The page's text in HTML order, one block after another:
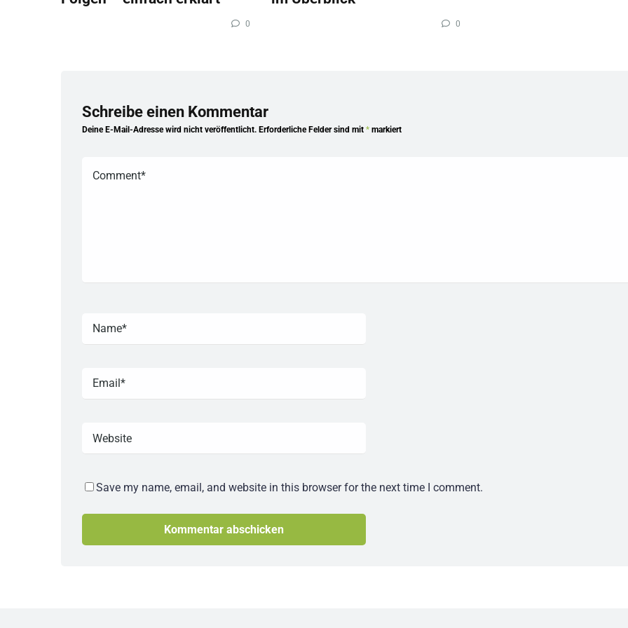
0 0
Schreibe einen Kommentar
Deine E-Mail-Adresse wird nicht veröffentlicht. Erforderliche Felder sind mit * markiert
Save my name, email, and website in this browser for the next time I comment.